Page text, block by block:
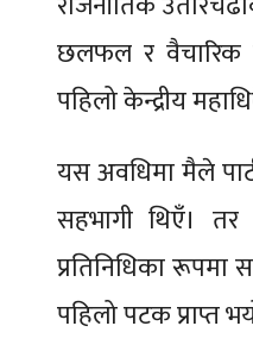
छलफल र वैचारिक
पहिलो केन्द्रीय
यस अवधिमा मैले
सहभागी थिएँ। तर
प्रतिनिधिका रूपमा
पहिलो पटक प्राप्त